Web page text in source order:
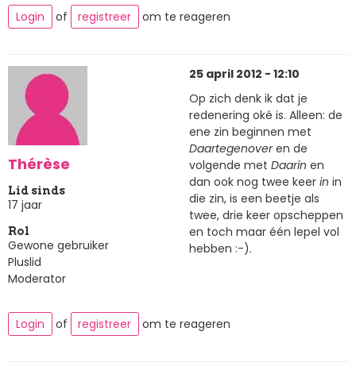
Login
of registreer om te reageren
Thérèse
Lid sinds
17 jaar
Rol
Gewone gebruiker
Pluslid
Moderator
25 april 2012 - 12:10
Op zich denk ik dat je
redenering oké is. Alleen: de
ene zin beginnen met
Daartegenoveren de
volgende met Daarin en
dan ook nog twee keer in in
die zin, is een beetje als
twee, drie keer opscheppen
en toch maar één lepel vol
hebben :-).
Login of registreer om te reageren